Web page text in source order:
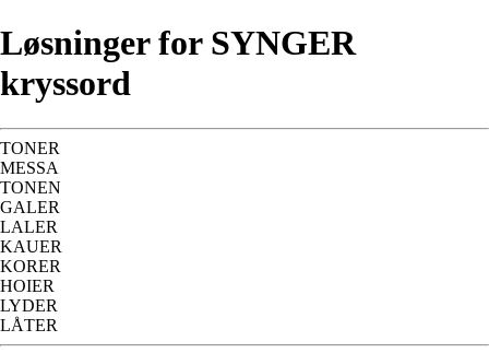
Løsninger for SYNGER
kryssord
TONER
MESSA
TONEN
GALER
LALER
KAUER
KORER
HOIER
LYDER
LÅTER